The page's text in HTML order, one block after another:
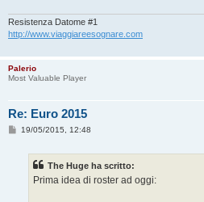
Resistenza Datome #1
http://www.viaggiareesognare.com
Palerio
Most Valuable Player
Re: Euro 2015
M19/05/2015, 12:48
The Huge ha scritto:
Prima idea di roster ad oggi: